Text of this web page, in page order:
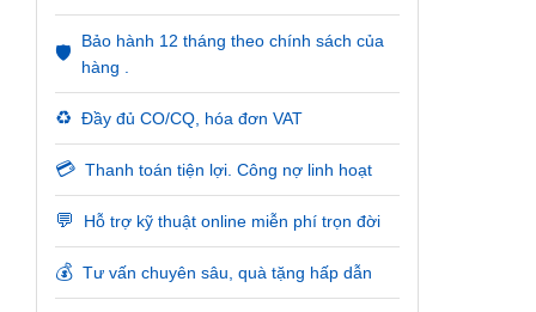
🛡️
Bảo hành 12 tháng theo chính sách của
hàng .
♻️ Đầy đủ CO/CQ, hóa đơn VAT
💳 Thanh toán tiện lợi. Công nợ linh hoạt
💬 Hỗ trợ kỹ thuật online miễn phí trọn đời
💰 Tư vấn chuyên sâu, quà tặng hấp dẫn